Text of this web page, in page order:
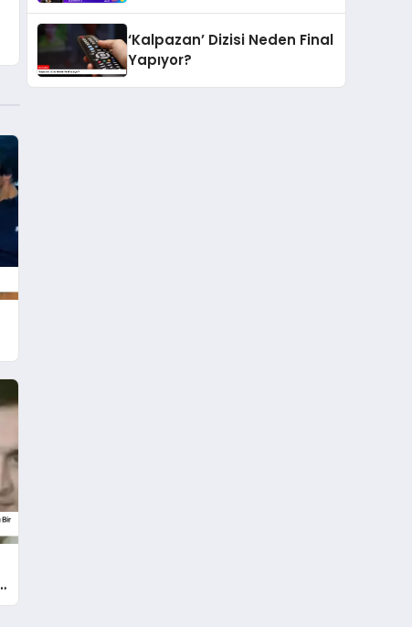
‘Kalpazan’ Dizisi Neden Final
Yapıyor?